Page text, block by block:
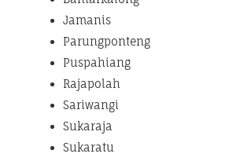
Jamanis
Parungponteng
Puspahiang
Rajapolah
Sariwangi
Sukaraja
Sukaratu